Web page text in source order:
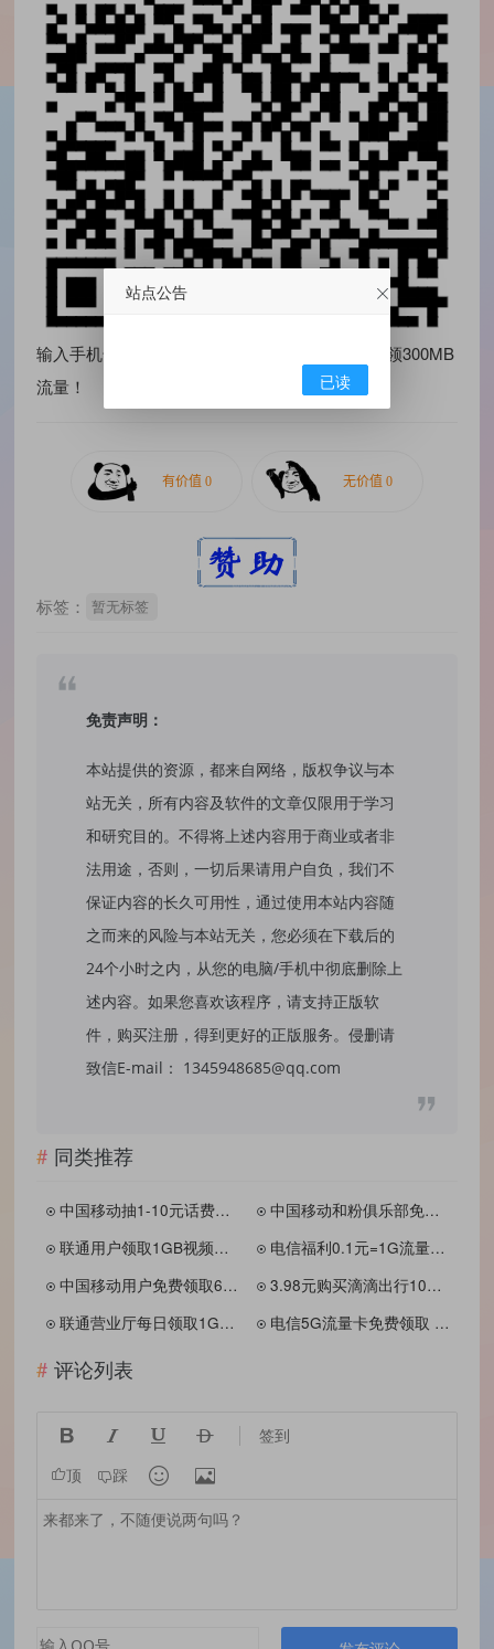
输入手机号码验证领取100MB流量，首次关注再领300MB
流量！
标签： 暂无标签
免责声明：
本站提供的资源，都来自网络，版权争议与本
站无关，所有内容及软件的文章仅限用于学习
和研究目的。不得将上述内容用于商业或者非
法用途，否则，一切后果请用户自负，我们不
保证内容的长久可用性，通过使用本站内容随
之而来的风险与本站无关，您必须在下载后的
24个小时之内，从您的电脑/手机中彻底删除上
述内容。如果您喜欢该程序，请支持正版软
件，购买注册，得到更好的正版服务。侵删请
致信E-mail： 1345948685@qq.com
同类推荐
中国移动抽1-10元话费和流量 秒到账
中国移动和粉俱乐部免费领取700M-5GB流量
联通用户领取1GB视频流量 有效期31天
电信福利0.1元=1G流量30分钟国内通话
中国移动用户免费领取6GB流量大礼包 分3个月使用 激活秒到账
3.98元购买滴滴出行10张5元无门槛券
联通营业厅每日领取1GB全国流量日包
电信5G流量卡免费领取 非物联卡
评论列表
    签到
顶 踩  
站点公告
已读